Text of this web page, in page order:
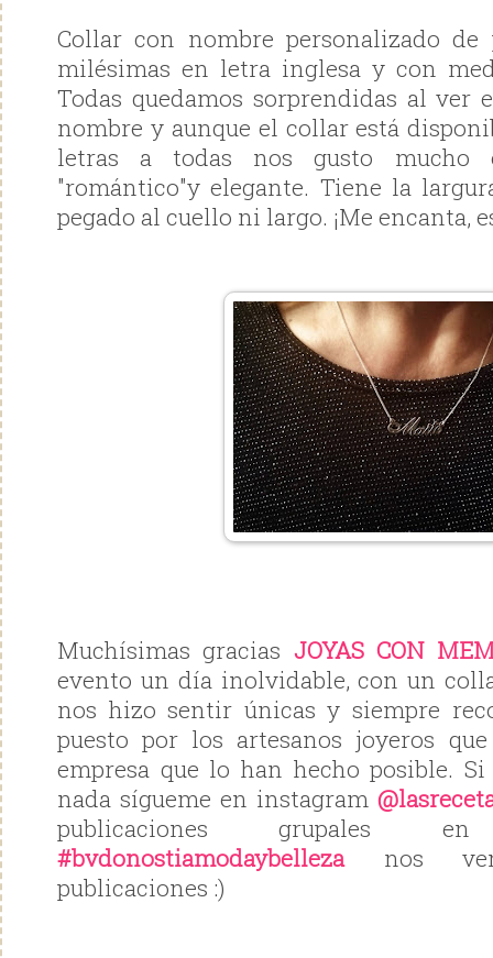
Collar con nombre personalizado
milésimas en letra inglesa y con
Todas quedamos sorprendidas al ver
nombre y aunque el collar está
letras a todas nos gusto
"romántico"y elegante. Tiene la
pegado al cuello ni largo. ¡Me encanta,
Muchísimas gracias JOYAS CON
evento un día inolvidable, con un
nos hizo sentir únicas y siempre
puesto por los artesanos joyeros
empresa que lo han hecho posible.
nada sígueme en instagram
publicaciones grupales
#bvdonostiamodaybellezanos
publicaciones :)